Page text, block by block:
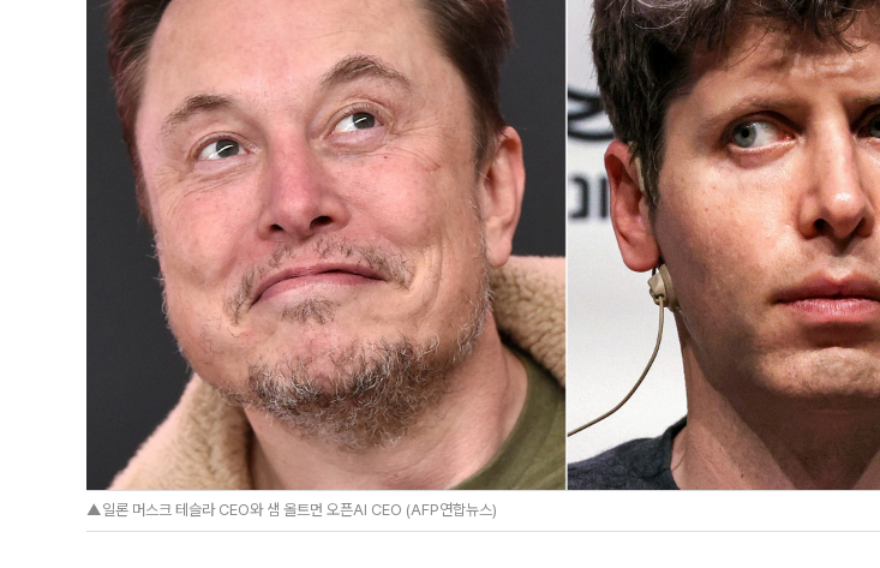
▲일론 머스크 테슬라 CEO와 샘 올트먼 오픈AI CEO (AFP연합뉴스)